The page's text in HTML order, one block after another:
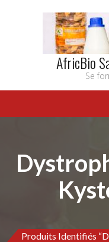
AfricBio
Se
Produits Identifiés